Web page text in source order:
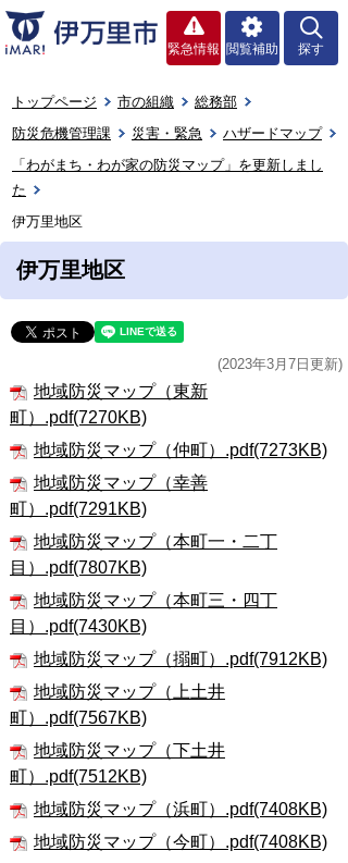
緊急情報 閲覧補助 探す
トップページ 市の組織
総務部
防災危機管理課
災害・緊急
ハザードマップ
「わがまち・わが家の防災マップ」を更新しまし
た
伊万里地区
伊万里地区
(2023年3月7日更新)
地域防災マップ（東新
町）.pdf(7270KB)
地域防災マップ（仲町）.pdf(7273KB)
地域防災マップ（幸善
町）.pdf(7291KB)
地域防災マップ（本町一・二丁
目）.pdf(7807KB)
地域防災マップ（本町三・四丁
目）.pdf(7430KB)
地域防災マップ（搦町）.pdf(7912KB)
地域防災マップ（上土井
町）.pdf(7567KB)
地域防災マップ（下土井
町）.pdf(7512KB)
地域防災マップ（浜町）.pdf(7408KB)
地域防災マップ（今町）.pdf(7408KB)